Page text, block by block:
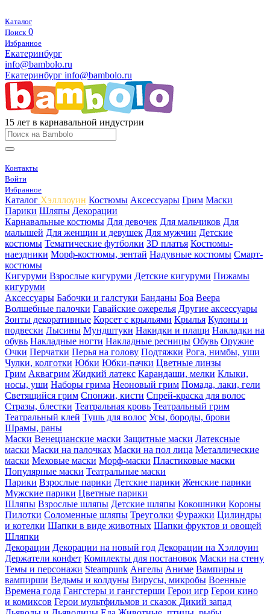
Каталог
Поиск 0
Избранное
Екатеринбург
info@bambolo.ru
Екатеринбург info@bambolo.ru
15 лет в карнавальной индустрии
Контакты
Войти
Избранное
Каталог Хэлллоуин Костюмы Аксессуары Грим Маски
Парики Шляпы Декорации
Карнавальные костюмы Для девочек Для мальчиков Для
малышей Для женщин и девушек Для мужчин Детские
костюмы Тематические футболки 3D платья Костюмы-
наездники Морф-костюмы, зентай Надувные костюмы Смарт-
костюмы
Кигуруми Взрослые кигуруми Детские кигуруми Пижамы
кигуруми
Аксессуары Бабочки и галстуки Банданы Боа Веера
Волшебные палочки Гавайские ожерелья Другие аксессуары
Зонты декоративные Корсет с крыльями Крылья Кулоны и
подвески Лысины Мундштуки Накидки и плащи Накладки на
обувь Накладные ногти Накладные ресницы Обувь Оружие
Очки Перчатки Перья на голову Подтяжки Рога, нимбы, уши
Чулки, колготки Юбки Юбки-пачки Цветные линзы
Грим Аквагрим Жидкий латекс Карандаши, мелки Клыки,
носы, уши Наборы грима Неоновый грим Помада, лаки, гели
Светящийся грим Спонжи, кисти Спрей-краска для волос
Стразы, блестки Театральная кровь Театральный грим
Театральный клей Тушь для волос Усы, бороды, брови
Шрамы, раны
Маски Венецианские маски Защитные маски Латексные
маски Маски на палочках Маски на пол лица Металлические
маски Меховые маски Морф-маски Пластиковые маски
Популярные маски Театральные маски
Парики Взрослые парики Детские парики Женские парики
Мужские парики Цветные парики
Шляпы Взрослые шляпы Детские шляпы Кокошники Короны
Пилотки Соломенные шляпы Треуголки Фуражки Цилиндры
и котелки Шапки в виде животных Шапки фруктов и овощей
Шляпки
Декорации Декорации на новый год Декорации на Хэллоуин
Держатели конфет Комплекты для постановок Маски на стену
Темы и персонажи Steampunk Ангелы Аниме Вампиры и
вампирши Ведьмы и колдуны Вирусы, микробы Военные
Времена года Гангстеры и гангстерши Герои игр Герои кино
и комиксов Герои мультфильмов и сказок Дикий запад